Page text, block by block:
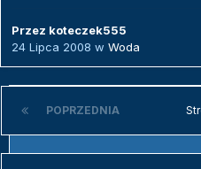
Przez koteczek555
24 Lipca 2008 w Woda
POPRZEDNIA